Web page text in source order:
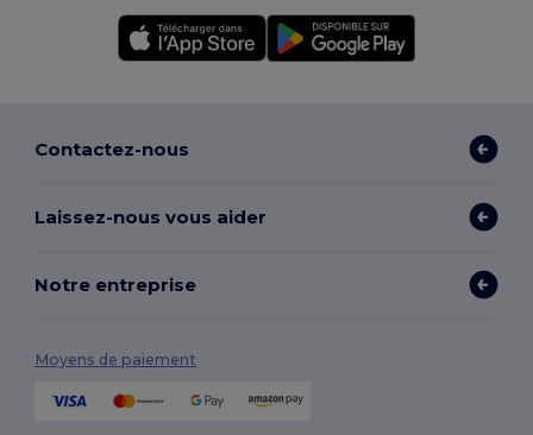
Contactez-nous
Laissez-nous vous aider
Notre entreprise
Moyens de paiement